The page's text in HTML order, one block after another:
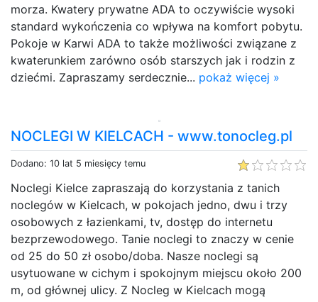
morza. Kwatery prywatne ADA to oczywiście wysoki
standard wykończenia co wpływa na komfort pobytu.
Pokoje w Karwi ADA to także możliwości związane z
kwaterunkiem zarówno osób starszych jak i rodzin z
dziećmi. Zapraszamy serdecznie... pokaż więcej »
NOCLEGI W KIELCACH - www.tonocleg.pl
Dodano: 10 lat 5 miesięcy temu
Noclegi Kielce zapraszają do korzystania z tanich
noclegów w Kielcach, w pokojach jedno, dwu i trzy
osobowych z łazienkami, tv, dostęp do internetu
bezprzewodowego. Tanie noclegi to znaczy w cenie
od 25 do 50 zł osobo/doba. Nasze noclegi są
usytuowane w cichym i spokojnym miejscu około 200
m, od głównej ulicy. Z Nocleg w Kielcach mogą